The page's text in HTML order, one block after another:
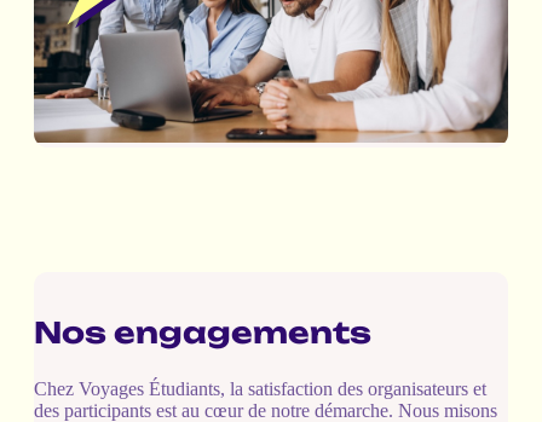
Nos engagements
Chez Voyages Étudiants, la satisfaction des organisateurs et
des participants est au cœur de notre démarche. Nous misons